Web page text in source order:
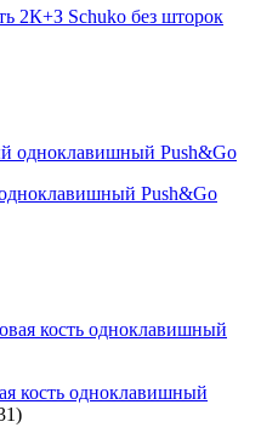
2К+З Schuko без шторок
Push&Go
кость одноклавишный